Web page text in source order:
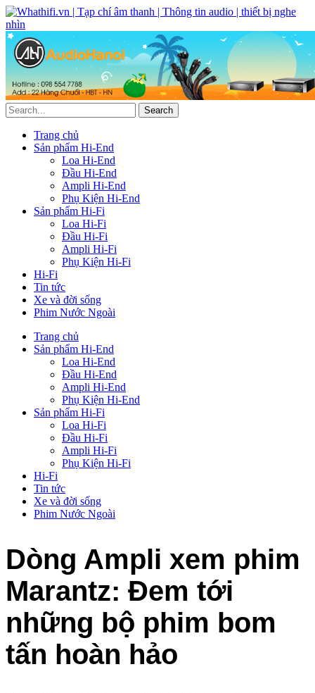
Trang chủ
Sản phẩm Hi-End
Loa Hi-End
Đầu Hi-End
Ampli Hi-End
Phụ Kiện Hi-End
Sản phẩm Hi-Fi
Loa Hi-Fi
Đầu Hi-Fi
Ampli Hi-Fi
Phụ Kiện Hi-Fi
Hi-Fi
Tin tức
Xe và đời sống
Phim Nước Ngoài
Trang chủ
Sản phẩm Hi-End
Loa Hi-End
Đầu Hi-End
Ampli Hi-End
Phụ Kiện Hi-End
Sản phẩm Hi-Fi
Loa Hi-Fi
Đầu Hi-Fi
Ampli Hi-Fi
Phụ Kiện Hi-Fi
Hi-Fi
Tin tức
Xe và đời sống
Phim Nước Ngoài
Dòng Ampli xem phim
Marantz: Đem tới
những bộ phim bom
tấn hoàn hảo